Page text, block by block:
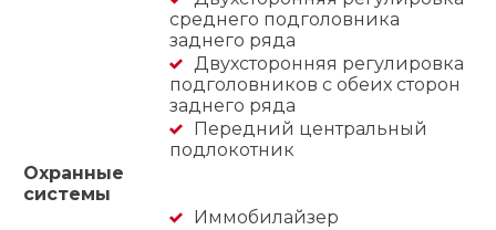
среднего подголовника
заднего ряда
Двухсторонняя регулировка
подголовников с обеих сторон
заднего ряда
Передний центральный
подлокотник
Охранные
системы
Иммобилайзер